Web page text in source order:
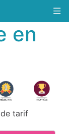
en
tarif